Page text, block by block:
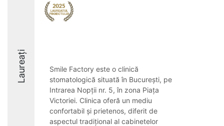
Laureați
Smile Factory este o clinică
stomatologică situată în București, pe
Intrarea Nopții nr. 5, în zona Piața
Victoriei. Clinica oferă un mediu
confortabil și prietenos, diferit de
aspectul tradițional al cabinetelor